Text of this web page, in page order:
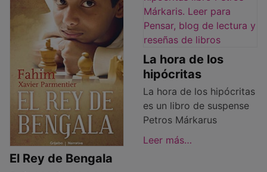
El Rey de Bengala
La hora de los
hipócritas
La hora de los hipócritas
es un libro de suspense
Petros Márkarus
Leer más…